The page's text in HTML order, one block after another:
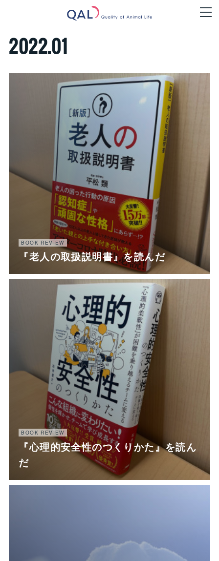
2022.01
BOOK REVIEW
『老人の取扱説明書』を読んだ
BOOK REVIEW
『心理的安全性のつくりかた』を読ん
だ